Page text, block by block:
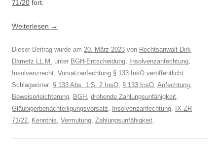
71/20 fort.
Weiterlesen →
Dieser Beitrag wurde am 20. März 2023 von Rechtsanwalt Dirk
Dametz LL.M. unter BGH-Entscheidung, Insolvenzanfechtung,
Insolvenzrecht, Vorsatzanfechtung § 133 InsO veröffentlicht.
Schlagwörter: § 133 Abs. 1 S. 2 InsO, § 133 InsO, Anfechtung,
Beweiserleichterung, BGH , drohende Zahlungsunfähigkeit,
Gläubigerbenachteiligungsvorsatz, Insolvenzanfechtung, IX ZR
71/22, Kenntnis, Vermutung, Zahlungsunfähigkeit.